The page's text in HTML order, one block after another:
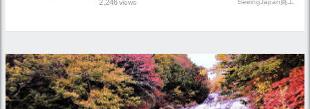
2,246views SeeingJapan員工